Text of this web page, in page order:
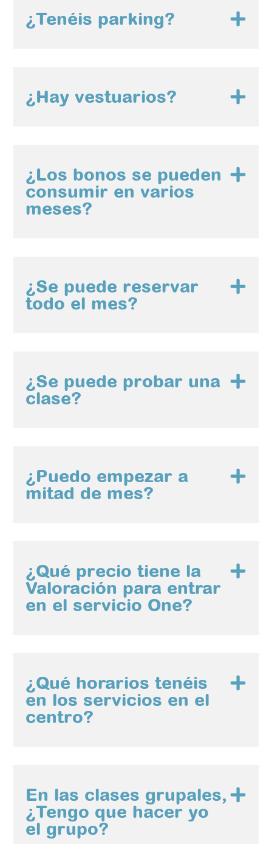
¿Tenéis parking?
¿Hay vestuarios?
¿Los bonos se pueden
consumir en varios
meses?
¿Se puede reservar
todo el mes?
¿Se puede probar una
clase?
¿Puedo empezar a
mitad de mes?
¿Qué precio tiene la
Valoración para entrar
en el servicio One?
¿Qué horarios tenéis
en los servicios en el
centro?
En las clases grupales,
¿Tengo que hacer yo
el grupo?